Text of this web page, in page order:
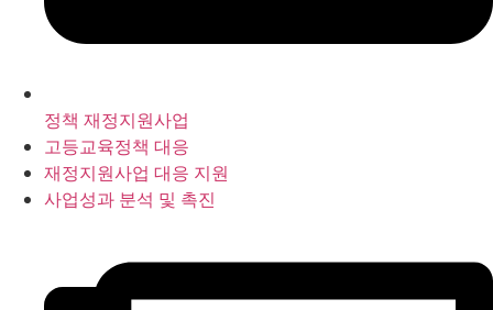
정책 재정지원사업
고등교육정책 대응
재정지원사업 대응 지원
사업성과 분석 및 촉진